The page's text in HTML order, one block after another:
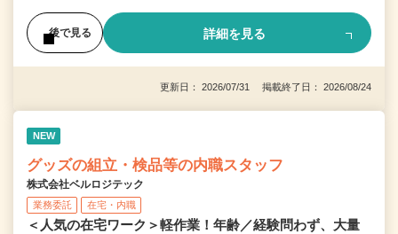
後で見る 詳細を見る
更新日： 2026/07/31 掲載終了日： 2026/08/24
NEW
グッズの組立・検品等の内職スタッフ
株式会社ベルロジテック
業務委託 在宅・内職
＜人気の在宅ワーク＞軽作業！年齢／経験問わず、大量